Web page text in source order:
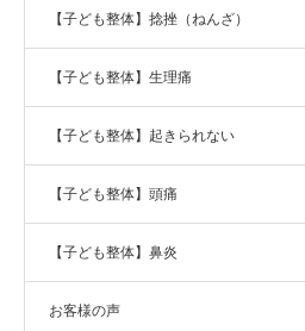
【子ども整体】捻挫（ねんざ）
【子ども整体】生理痛
【子ども整体】起きられない
【子ども整体】頭痛
【子ども整体】鼻炎
お客様の声